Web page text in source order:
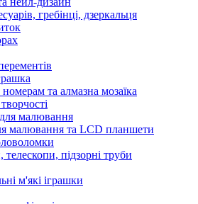
гребінці, дзеркальця
та алмазна мозаїка
малювання
малювання та LCD планшети
підзорні труби
м'які іграшки